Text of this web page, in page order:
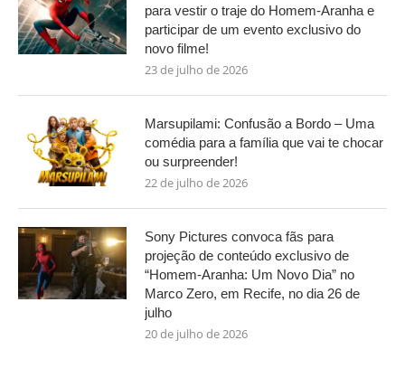
para vestir o traje do Homem-Aranha e
participar de um evento exclusivo do
novo filme!
23 de julho de 2026
Marsupilami: Confusão a Bordo – Uma
comédia para a família que vai te chocar
ou surpreender!
22 de julho de 2026
Sony Pictures convoca fãs para
projeção de conteúdo exclusivo de
“Homem-Aranha: Um Novo Dia” no
Marco Zero, em Recife, no dia 26 de
julho
20 de julho de 2026